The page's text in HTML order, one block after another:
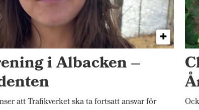
i Albacken –
att Trafikverket ska ta fortsatt ansvar för